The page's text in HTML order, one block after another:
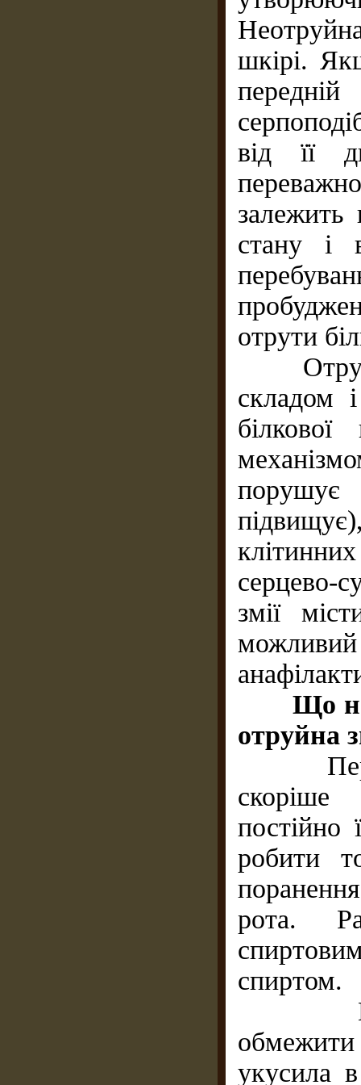
шкірі.
від її
залежить
стану і
отрути
Отрута
складом
серцево-
змії
можливий
Що
отруйна
Перш
скоріше
постійно
робити
рота.
спиртом.
обмежити
укусила